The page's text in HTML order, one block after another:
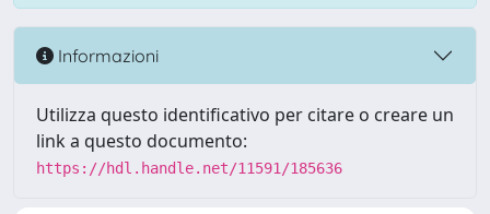
Informazioni
Utilizza questo identificativo per citare o creare un
link a questo documento:
https://hdl.handle.net/11591/185636